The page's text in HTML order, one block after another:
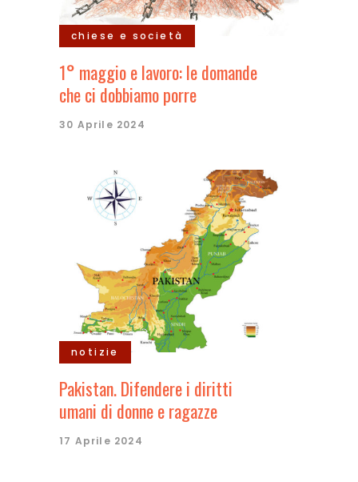
chiese e società
1° maggio e lavoro: le domande
che ci dobbiamo porre
30 Aprile 2024
notizie
Pakistan. Difendere i diritti
umani di donne e ragazze
17 Aprile 2024